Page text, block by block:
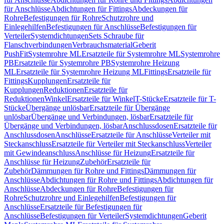
für AnschlüsseAbdichtungen für FittingsAbdeckungen für
RohreBefestigungen für RohreSchutzrohre und
EinlegehilfenBefestigungen für AnschlüsseBefestigungen für
VerteilerSystemdichtungenSets Schraube für
FlanschverbindungenVerbrauchsmaterialGeberit
PushFitSystemrohre MLErsatzteile für Systemrohre MLSystemrohre
PBErsatzteile für Systemrohre PBSystemrohre Heizung
MLErsatzteile für Systemrohre Heizung MLFittingsErsatzteile für
FittingsKupplungenErsatzteile für
KupplungenReduktionenErsatzteile für
ReduktionenWinkelErsatzteile für WinkelT-StückeErsatzteile für T-
StückeÜbergänge unlösbarErsatzteile für Übergänge
unlösbarÜbergänge und Verbindungen, lösbarErsatzteile für
Übergänge und Verbindungen, lösbarAnschlussdosenErsatzteile für
AnschlussdosenAnschlüsseErsatzteile für AnschlüsseVerteiler mit
SteckanschlussErsatzteile für Verteiler mit SteckanschlussVerteiler
mit GewindeanschlussAnschlüsse für HeizungErsatzteile für
Anschlüsse für HeizungZubehörErsatzteile für
ZubehörDämmungen für Rohre und FittingsDämmungen für
AnschlüsseAbdichtungen für Rohre und FittingsAbdichtungen für
AnschlüsseAbdeckungen für RohreBefestigungen für
RohreSchutzrohre und EinlegehilfenBefestigungen für
AnschlüsseErsatzteile für Befestigungen für
AnschlüsseBefestigungen für VerteilerSystemdichtungenGeberit